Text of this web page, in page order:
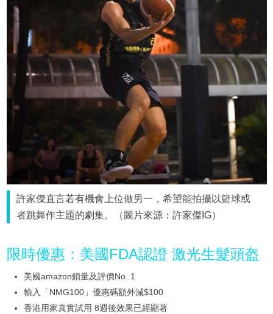
許家傑直言若有機會上位做男一，希望能拍攝以籃球或
者跳舞作主題的劇集。（圖片來源：許家傑IG）
限時優惠：美國FDA認證 激光生髮頭盔
美國amazon鎖量及評價No. 1
輸入「NMG100」優惠碼額外減$100
香港用家真實試用 8週後效果已經顯著